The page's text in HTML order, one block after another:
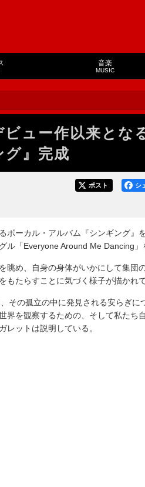
音楽
MUSIC
ュー作以来とな
』完成
シ
ポスト
ーカル・アルバム『シンギング』
ル「Everyone Around Me Dancing」
め、自身の身体がいかにして集団
たらすことに気づく様子が描かれて
その孤立の中に発見される安らぎに
界を観察するための、そして私たち
レットは説明している。